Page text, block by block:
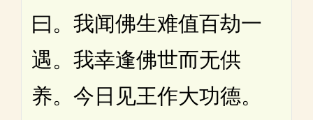
曰。我闻佛生难值百劫一
遇。我幸逢佛世而无供
养。今日见王作大功德。